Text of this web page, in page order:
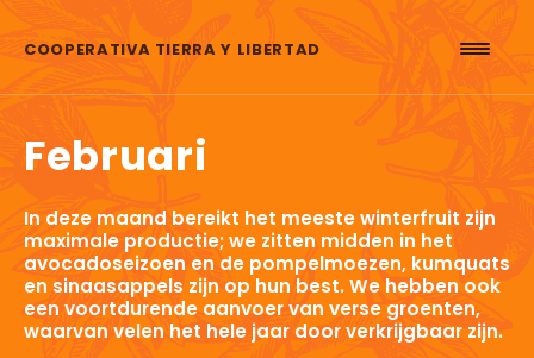
COOPERATIVA TIERRA Y LIBERTAD
Februari
In deze maand bereikt het meeste winterfruit zijn
maximale productie; we zitten midden in het
avocadoseizoen en de pompelmoezen, kumquats
en sinaasappels zijn op hun best. We hebben ook
een voortdurende aanvoer van verse groenten,
waarvan velen het hele jaar door verkrijgbaar zijn.